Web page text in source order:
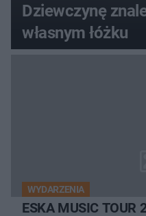
Dziewczynę
własnym łóżku
WYDARZENIA
ESKA MUSIC TOUR